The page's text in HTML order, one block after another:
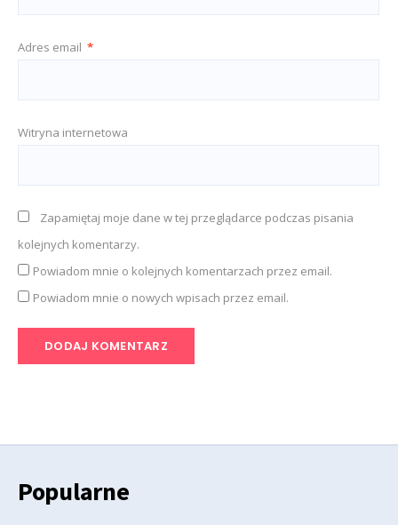
Adres email *
Witryna internetowa
Zapamiętaj moje dane w tej przeglądarce podczas pisania
kolejnych komentarzy.
Powiadom mnie o kolejnych komentarzach przez email.
Powiadom mnie o nowych wpisach przez email.
Popularne